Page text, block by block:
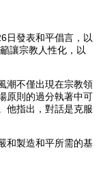
發表和平倡言，以
讓宗教人性化，以
不僅出現在宗教領
原則的過分執著中可
他指出，對話是克服
製造和平所需的基